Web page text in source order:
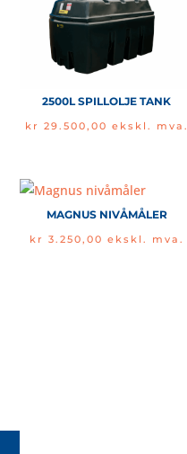
2500L SPILLOLJE TANK
kr 29.500,00 ekskl. mva.
MAGNUS NIVÅMÅLER
kr 3.250,00 ekskl. mva.